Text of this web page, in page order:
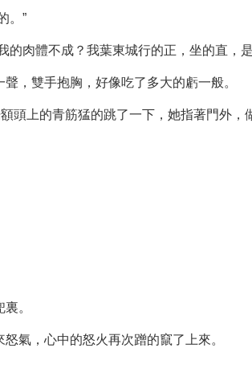
。”
肉體不成？我葉東城行的正，坐的直，
，雙手抱胸，好像吃了多大的虧一般。
上的青筋猛的跳了一下，她指著門外，
。
氣，心中的怒火再次蹭的竄了上來。